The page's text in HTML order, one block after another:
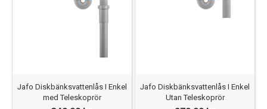
Jafo Diskbänksvattenlås I Enkel
med Teleskoprör
Jafo Diskbänksvattenlås I Enkel
Utan Teleskoprör